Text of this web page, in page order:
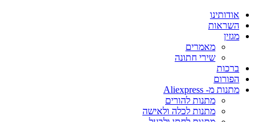
אודותינו
השראות
מגזין
מאמרים
שירי חתונה
ברכות
הפורום
מתנות מ- Aliexpress
מתנות להורים
מתנות לכלה ולאישה